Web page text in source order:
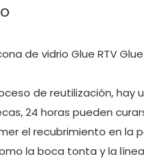
de reutilización,
24 horas pueden
el recubrimiento en
la boca tonta y la